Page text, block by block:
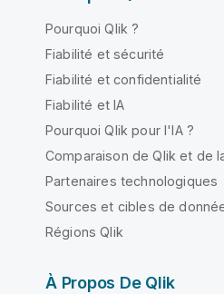
Pourquoi Qlik ?
Fiabilité et sécurité
Fiabilité et confidentialité
Fiabilité et IA
Pourquoi Qlik pour l'IA ?
Comparaison de Qlik et de
Partenaires technologiques
Sources et cibles de
Régions Qlik
À Propos De Qlik